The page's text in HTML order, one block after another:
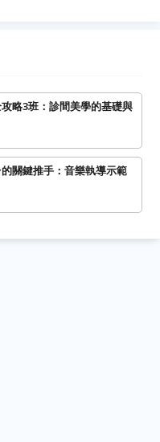
略3班：診間美學的基礎與
關鍵推手：音樂執導示範